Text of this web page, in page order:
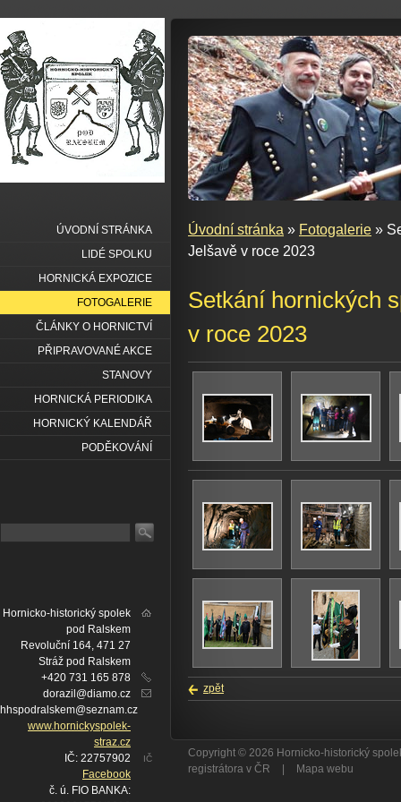
Úvodní stránka » Fotogalerie »
Jelšavě v roce 2023
Setkání hornických
v roce 2023
zpět
ÚVODNÍ STRÁNKA
LIDÉ SPOLKU
HORNICKÁ EXPOZICE
FOTOGALERIE
ČLÁNKY O HORNICTVÍ
PŘIPRAVOVANÉ AKCE
STANOVY
HORNICKÁ PERIODIKA
HORNICKÝ KALENDÁŘ
PODĚKOVÁNÍ
Hornicko-historický spolek
pod Ralskem
Revoluční 164, 471 27
Stráž pod Ralskem
+420 731 165 878
dorazil@diamo.cz
hhspodralskem@seznam.cz
www.hornickyspolek-
straz.cz
IČ
IČ: 22757902
Facebook
č. ú. FIO BANKA:
Copyright © 2026 Hornicko-historický
registrátora v ČR
Mapa webu